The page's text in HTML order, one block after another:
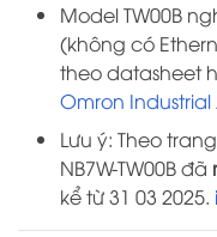
Model TW00B
(không có
theo datasheet
Omron
Lưu ý: Theo
NB7W-TW00B đã
kể từ 31 03 2025.